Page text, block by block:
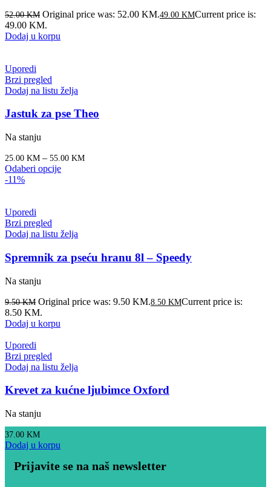
52.00KM Original price was: 52.00 KM.49.00 KMCurrent price is:
49.00 KM.
Dodaj u korpu
Uporedi
Brzi pregled
Dodaj na listu želja
Jastuk za pse Theo
Na stanju
25.00 KM – 55.00 KM
Odaberi opcije
-11%
Uporedi
Brzi pregled
Dodaj na listu želja
Spremnik za pseću hranu 8l – Speedy
Na stanju
9.50KM Original price was: 9.50 KM.8.50 KMCurrent price is:
8.50 KM.
Dodaj u korpu
Uporedi
Brzi pregled
Dodaj na listu želja
Krevet za kućne ljubimce Oxford
Na stanju
37.00 KM
Dodaj u korpu
Prijavite se na naš newsletter